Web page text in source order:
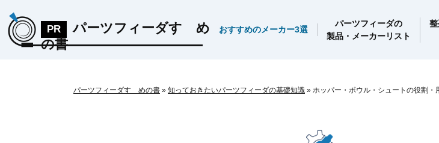
パーツフィーダすゝめ
の書
おすすめのメーカー3選
パーツフィーダの
製品・メーカーリスト
パーツフィーダすゝめの書 » 知っておきたいパーツフィーダの基礎知識 » ホッパー・ボウル・シュートの役割・